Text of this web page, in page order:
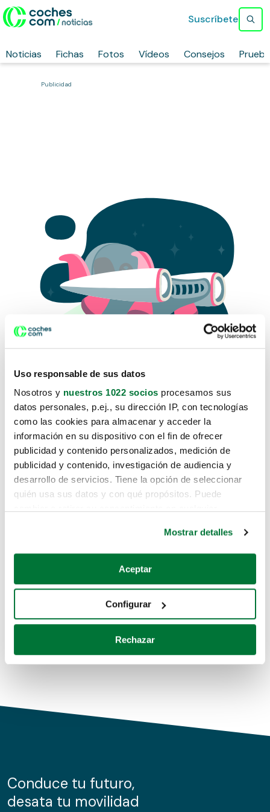
Uso responsable de sus datos
Nosotros y nuestros 1022 socios procesamos sus
datos personales, p.ej., su dirección IP, con tecnologías
como las cookies para almacenar y acceder la
información en su dispositivo con el fin de ofrecer
publicidad y contenido personalizados, medición de
publicidad y contenido, investigación de audiencia y
desarrollo de servicios. Tiene la opción de seleccionar
quién usa sus datos y con qué propósitos. Puede
Si lo permite, también quisiéramos:
Recopilar información sobre su ubicación geográfica
Identificar su dispositivo analizándolo activamente
para buscar características específicas (huellas
Obtenga más información sobre cómo se procesan sus
de cookies.
información sobre el uso que haga del sitio web con
nuestros partners de redes sociales, publicidad y análisis
Mostrar detalles
Aceptar
Configurar
Rechazar
Noticias Fichas Fotos Vídeos Consejos
Suscríbete
Publicidad
Lo sentimos, no sabemos como
te hemos traido hasta aquí.
Pero puedes encontrar el coche que estás
buscando en alguno de estos enlaces:
Coches de segunda mano
Coches de km0
Conduce tu futuro,
desata tu movilidad